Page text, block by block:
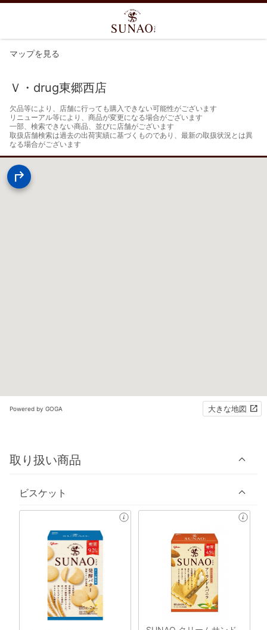
マップを見る
Ｖ・drug東郷西店
欠品等により、店舗に行っても購入できない可能性がございます
リニューアル等により、商品が変更になる場合がございます
一部、検索できない商品、並びに店舗がございます
取扱店舗検索は過去の出荷実績に基づくものであり、最新の取扱状況とは異
なる場合がございます
Powered by GOGA 大きな地図
取り扱い商品
ビスケット